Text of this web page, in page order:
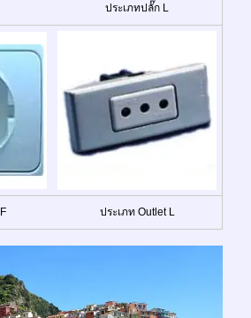
ประเภทปลั๊ก L
ประเภท Outlet L